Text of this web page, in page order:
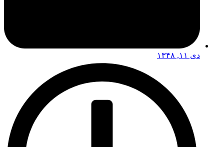
دی ۱۱, ۱۳۴۸